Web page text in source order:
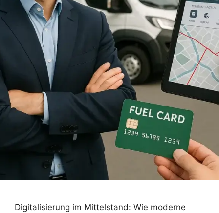
Digitalisierung im Mittelstand: Wie moderne